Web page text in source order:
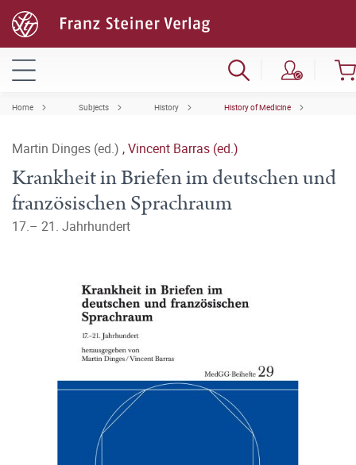
Home Subjects History History of Medicine
Martin Dinges (ed.) ,Vincent Barras (ed.)
Krankheit in Briefen im deutschen und
französischen Sprachraum
17.– 21. Jahrhundert